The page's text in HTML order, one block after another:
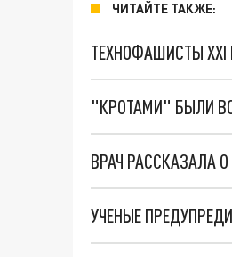
ЧИТАЙТЕ ТАКЖЕ:
ТЕХНОФАШИСТЫ XXI
"КРОТАМИ" БЫЛИ
ВРАЧ РАССКАЗАЛА
УЧЕНЫЕ